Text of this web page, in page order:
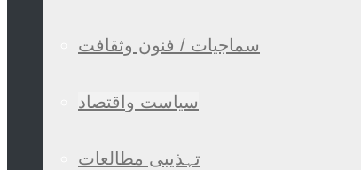
سماجیات / فنون وثقافت
سیاست واقتصاد
تہذیبی مطالعات